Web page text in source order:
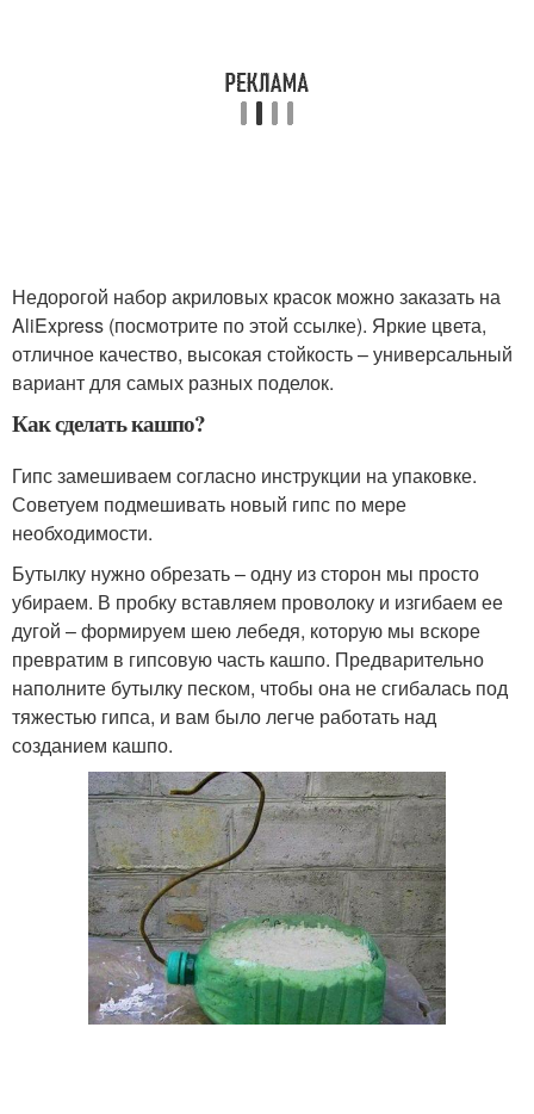
Недорогой набор акриловых красок можно заказать на
AliExpress (посмотрите по этой ссылке). Яркие цвета,
отличное качество, высокая стойкость – универсальный
вариант для самых разных поделок.
Как сделать кашпо?
Гипс замешиваем согласно инструкции на упаковке.
Советуем подмешивать новый гипс по мере
необходимости.
Бутылку нужно обрезать – одну из сторон мы просто
убираем. В пробку вставляем проволоку и изгибаем ее
дугой – формируем шею лебедя, которую мы вскоре
превратим в гипсовую часть кашпо. Предварительно
наполните бутылку песком, чтобы она не сгибалась под
тяжестью гипса, и вам было легче работать над
созданием кашпо.